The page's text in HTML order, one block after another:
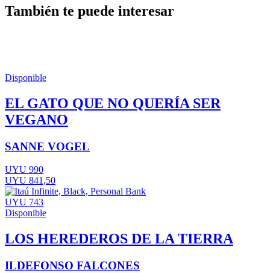
También te puede interesar
Disponible
EL GATO QUE NO QUERÍA SER
VEGANO
SANNE VOGEL
UYU 990
UYU 841,50
UYU 743
Disponible
LOS HEREDEROS DE LA TIERRA
ILDEFONSO FALCONES